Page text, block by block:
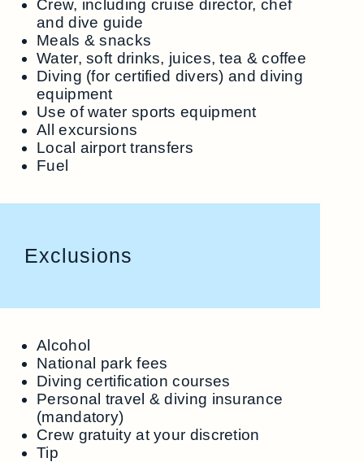
Crew, including cruise director, chef
and dive guide
Meals & snacks
Water, soft drinks, juices, tea & coffee
Diving (for certified divers) and diving
equipment
Use of water sports equipment
All excursions
Local airport transfers
Fuel
Exclusions
Alcohol
National park fees
Diving certification courses
Personal travel & diving insurance
(mandatory)
Crew gratuity at your discretion
Tip